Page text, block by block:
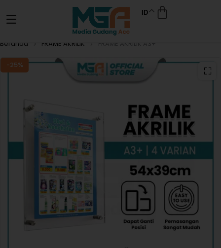
ID
Beranda FRAME AKRILIK FRAME AKRILIK A3+
-25%